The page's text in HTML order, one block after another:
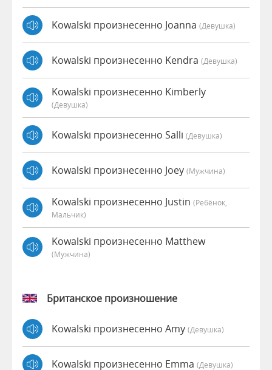
Kowalski произнесенно Joanna (девушка)
Kowalski произнесенно Kendra (девушка)
Kowalski произнесенно Kimberly
(девушка)
Kowalski произнесенно Salli (девушка)
Kowalski произнесенно Joey (мужчина)
Kowalski произнесенно Justin (Ребёнок,
Мальчик)
Kowalski произнесенно Matthew
(мужчина)
Британское произношение
Kowalski произнесенно Amy (девушка)
Kowalski произнесенно Emma (девушка)